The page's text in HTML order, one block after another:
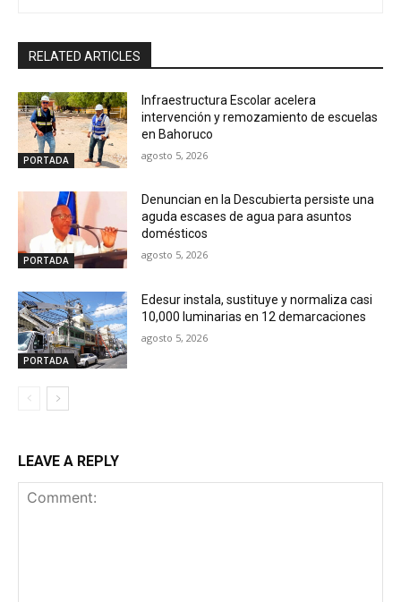
RELATED ARTICLES
PORTADA
Infraestructura Escolar acelera
intervención y remozamiento de escuelas
en Bahoruco
agosto 5, 2026
PORTADA
Denuncian en la Descubierta persiste una
aguda escases de agua para asuntos
domésticos
agosto 5, 2026
PORTADA
Edesur instala, sustituye y normaliza casi
10,000 luminarias en 12 demarcaciones
agosto 5, 2026
LEAVE A REPLY